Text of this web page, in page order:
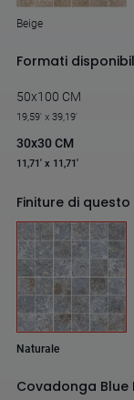
Beige
Formati
50x100 CM
19,59' x 39,19'
30x30 CM
11,71' x 11,71'
Finiture di
Naturale
Covadonga Blue